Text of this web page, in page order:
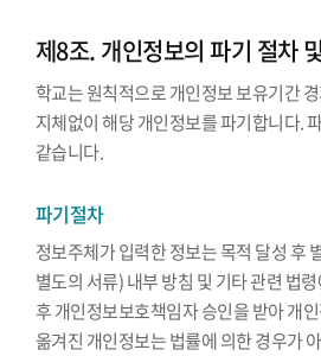
제8조. 개인정보의 파기 절차
학교는 원칙적으로 개인정보 보유기간
지체없이 해당 개인정보를 파기합니다.
같습니다.
파기절차
정보주체가 입력한 정보는 목적 달성 후
별도의 서류) 내부 방침 및 기타 관련 법
후 개인정보보호책임자 승인을 받아 개
옮겨진 개인정보는 법률에 의한 경우가